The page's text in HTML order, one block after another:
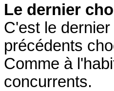
Le dernier
C'est le
précédents
Comme à
concurrents.